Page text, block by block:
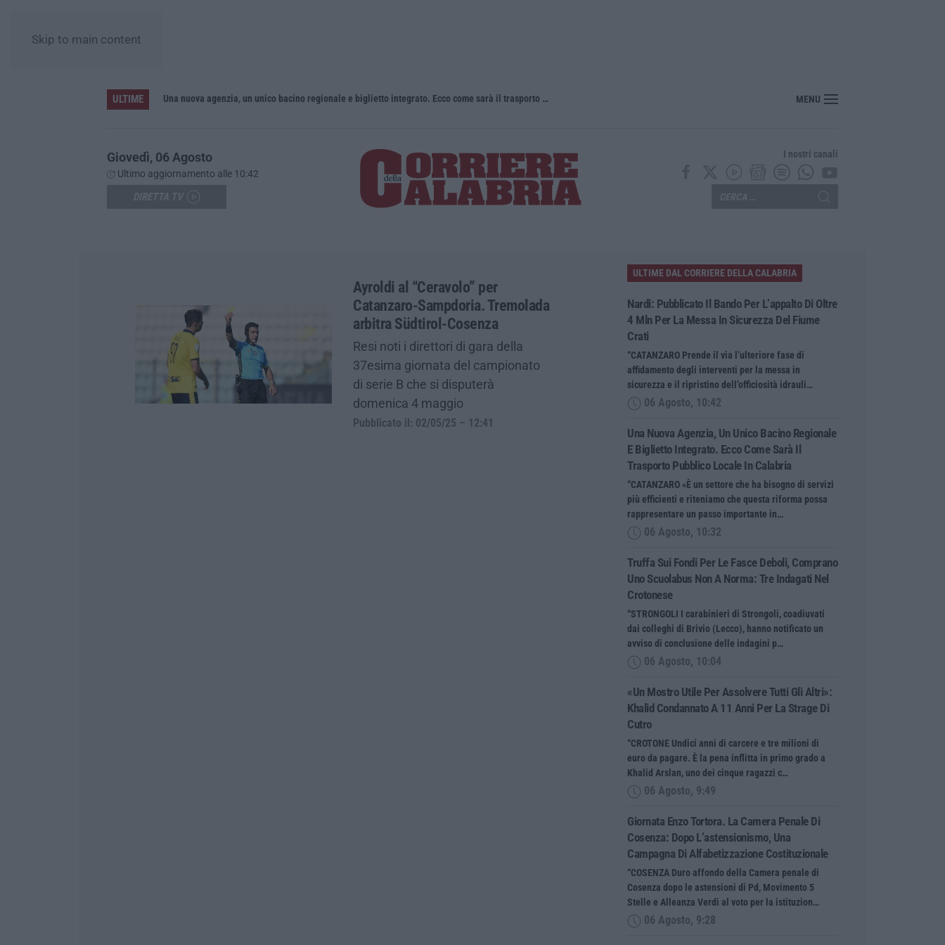
Skip to main content
ULTIME
in sicurezza del Fiume Crati Una nuova agenzia, un unico bacino regionale e biglietto integrato. Ecco come sarà il trasporto pubblico locale in Calabria MENU
Giovedì, 06 Agosto
Ultimo aggiornamento alle 10:42
I nostri canali
Ayroldi al “Ceravolo” per
Catanzaro-Sampdoria. Tremolada
arbitra Südtirol-Cosenza
Resi noti i direttori di gara della
37esima giornata del campionato
di serie B che si disputerà
domenica 4 maggio
Pubblicato il: 02/05/25 – 12:41
ULTIME DAL CORRIERE DELLA CALABRIA
Nardi: Pubblicato Il Bando Per L’appalto Di Oltre
4 Mln Per La Messa In Sicurezza Del Fiume
Crati
“CATANZARO Prende il via l’ulteriore fase di
affidamento degli interventi per la messa in
sicurezza e il ripristino dell’officiosità idrauli…
06 Agosto, 10:42
Una Nuova Agenzia, Un Unico Bacino Regionale
E Biglietto Integrato. Ecco Come Sarà Il
Trasporto Pubblico Locale In Calabria
“CATANZARO «È un settore che ha bisogno di servizi
più efficienti e riteniamo che questa riforma possa
rappresentare un passo importante in…
06 Agosto, 10:32
Truffa Sui Fondi Per Le Fasce Deboli, Comprano
Uno Scuolabus Non A Norma: Tre Indagati Nel
Crotonese
“STRONGOLI I carabinieri di Strongoli, coadiuvati
dai colleghi di Brivio (Lecco), hanno notificato un
avviso di conclusione delle indagini p…
06 Agosto, 10:04
«Un Mostro Utile Per Assolvere Tutti Gli Altri»:
Khalid Condannato A 11 Anni Per La Strage Di
Cutro
“CROTONE Undici anni di carcere e tre milioni di
euro da pagare. È la pena inflitta in primo grado a
Khalid Arslan, uno dei cinque ragazzi c…
06 Agosto, 9:49
Giornata Enzo Tortora. La Camera Penale Di
Cosenza: Dopo L’astensionismo, Una
Campagna Di Alfabetizzazione Costituzionale
“COSENZA Duro affondo della Camera penale di
Cosenza dopo le astensioni di Pd, Movimento 5
Stelle e Alleanza Verdi al voto per la istituzion…
06 Agosto, 9:28